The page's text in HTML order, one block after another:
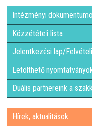
Intézményi
Közzétételi lista
Jelentkezési lap/
Letölthető
Duális partnereink a
Hírek, aktualitások